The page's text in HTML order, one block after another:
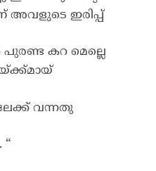
അവളുടെ ഇരിപ്പ്
കറ മെല്ലെ
വന്നതു